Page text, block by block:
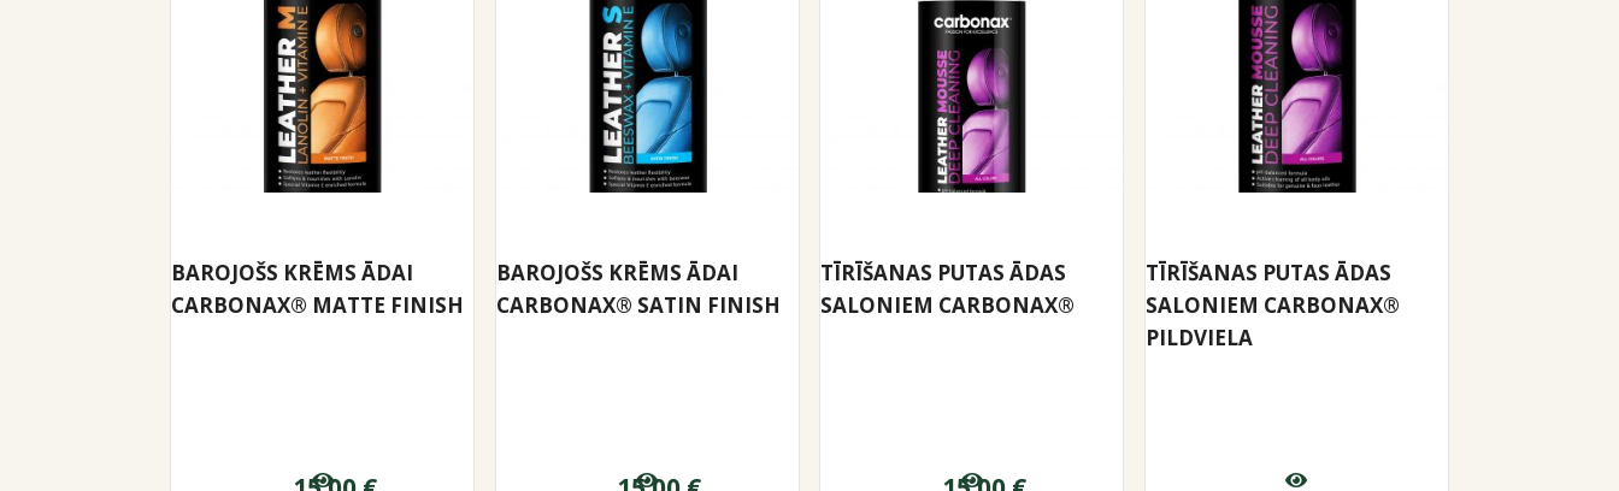
BAROJOŠS KRĒMS ĀDAI
CARBONAX® MATTE FINISH
BAROJOŠS KRĒMS ĀDAI
CARBONAX® SATIN FINISH
TĪRĪŠANAS PUTAS ĀDAS
SALONIEM CARBONAX®
TĪRĪŠANAS PUTAS ĀDAS
SALONIEM CARBONAX®
PILDVIELA